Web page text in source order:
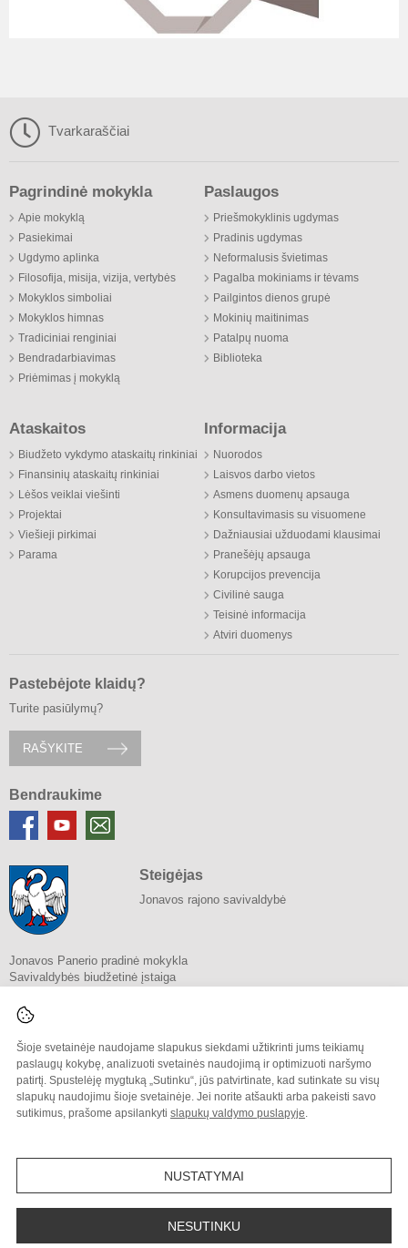
Šioje svetainėje naudojame slapukus siekdami užtikrinti jums teikiamų
paslaugų kokybę, analizuoti svetainės naudojimą ir optimizuoti naršymo
patirtį. Spustelėję mygtuką „Sutinku“, jūs patvirtinate, kad sutinkate su visų
slapukų naudojimu šioje svetainėje. Jei norite atšaukti arba pakeisti savo
sutikimus, prašome apsilankyti slapukų valdymo puslapyje.
NUSTATYMAI
NESUTINKU
Tvarkaraščiai
Pagrindinė mokykla
Apie mokyklą
Pasiekimai
Ugdymo aplinka
Filosofija, misija, vizija, vertybės
Mokyklos simboliai
Mokyklos himnas
Tradiciniai renginiai
Bendradarbiavimas
Priėmimas į mokyklą
Paslaugos
Priešmokyklinis ugdymas
Pradinis ugdymas
Neformalusis švietimas
Pagalba mokiniams ir tėvams
Pailgintos dienos grupė
Mokinių maitinimas
Patalpų nuoma
Biblioteka
Ataskaitos
Biudžeto vykdymo ataskaitų rinkiniai
Finansinių ataskaitų rinkiniai
Lėšos veiklai viešinti
Projektai
Viešieji pirkimai
Parama
Informacija
Nuorodos
Laisvos darbo vietos
Asmens duomenų apsauga
Konsultavimasis su visuomene
Dažniausiai užduodami klausimai
Pranešėjų apsauga
Korupcijos prevencija
Civilinė sauga
Teisinė informacija
Atviri duomenys
Pastebėjote klaidų?
Turite pasiūlymų?
RAŠYKITE
Bendraukime
Steigėjas
Jonavos rajono savivaldybė
Jonavos Panerio pradinė mokykla
Savivaldybės biudžetinė įstaiga
Tel.
Tel.
El. p. info@paneriomokykla.lt
Duomenys kaupiami ir saugomi
Juridinių asmenų registre
Įmonės kodas 191674159
© 2023. Jonavos Panerio pradinė mokykla. Visos teisės saugomos.
Kopijuoti turinį be raštiško įstaigos administracijos sutikimo griežtai draudžiama.
Prieinamumo paraiška Slapukų valdymas
Sumanus būdas atnaujinti
mokyklos interneto svetainę